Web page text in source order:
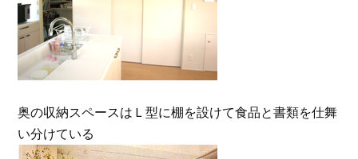
奥の収納スペースはＬ型に棚を設けて食品と書類を仕舞
い分けている